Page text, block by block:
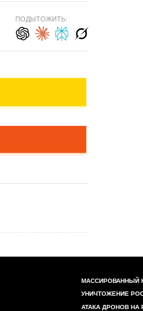
ПОДЫТОЖИТЬ:
МАССИРОВАННЫЙ
УНИЧТОЖЕНИЕ
АТАКА ДРОНОВ